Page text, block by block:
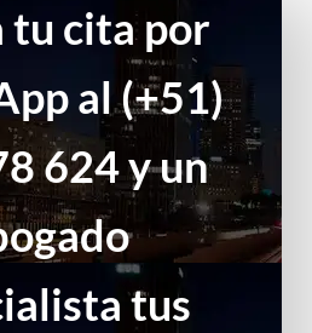
tu cita por
al (+51)
624 y un
tus